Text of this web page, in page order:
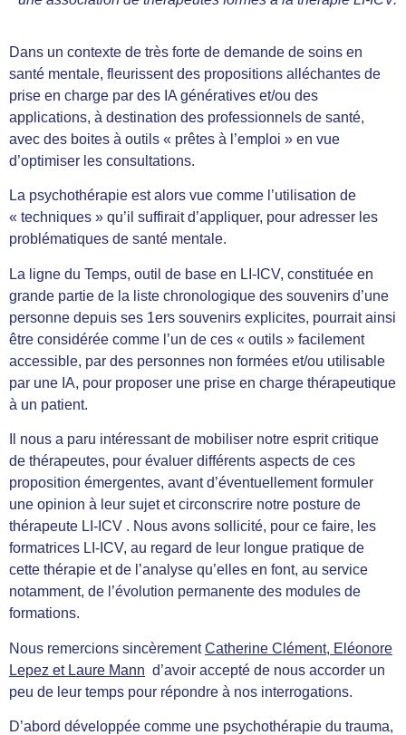
Dans un contexte de très forte de demande de soins en
santé mentale, fleurissent des propositions alléchantes de
prise en charge par des IA génératives et/ou des
applications, à destination des professionnels de santé,
avec des boites à outils « prêtes à l’emploi » en vue
d’optimiser les consultations.
La psychothérapie est alors vue comme l’utilisation de
« techniques » qu’il suffirait d’appliquer, pour adresser les
problématiques de santé mentale.
La ligne du Temps, outil de base en LI-ICV, constituée en
grande partie de la liste chronologique des souvenirs d’une
personne depuis ses 1ers souvenirs explicites, pourrait ainsi
être considérée comme l’un de ces « outils » facilement
accessible, par des personnes non formées et/ou utilisable
par une IA, pour proposer une prise en charge thérapeutique
à un patient.
Il nous a paru intéressant de mobiliser notre esprit critique
de thérapeutes, pour évaluer différents aspects de ces
proposition émergentes, avant d’éventuellement formuler
une opinion à leur sujet et circonscrire notre posture de
thérapeute LI-ICV . Nous avons sollicité, pour ce faire, les
formatrices LI-ICV, au regard de leur longue pratique de
cette thérapie et de l’analyse qu’elles en font, au service
notamment, de l’évolution permanente des modules de
formations.
Nous remercions sincèrementCatherine Clément, Eléonore
Lepez et Laure Mann d’avoir accepté de nous accorder un
peu de leur temps pour répondre à nos interrogations.
D’abord développée comme une psychothérapie du trauma,